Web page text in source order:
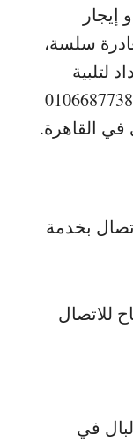
إيجار
سلسة،
لتلبية
اتصل بنا اليوم على 01066877381
القاهرة.
بخدمة
01066877381 (متاح للاتصال
في